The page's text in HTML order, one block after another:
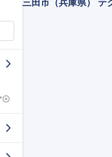
三田市（兵庫県） テ